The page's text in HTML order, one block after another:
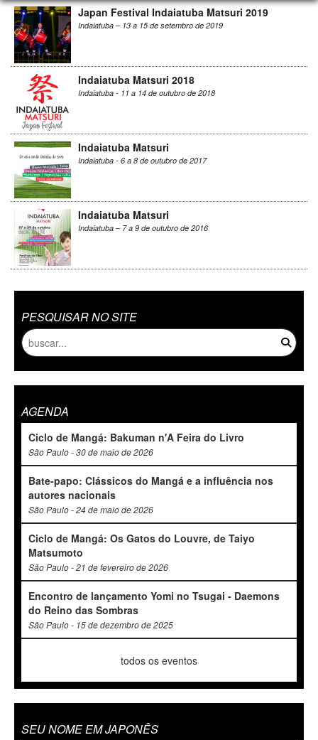
Japan Festival Indaiatuba Matsuri 2019
Indaiatuba – 13 a 15 de setembro de 2019
Indaiatuba Matsuri 2018
Indaiatuba - 11 a 14 de outubro de 2018
Indaiatuba Matsuri
Indaiatuba - 6 a 8 de outubro de 2017
Indaiatuba Matsuri
Indaiatuba – 7 a 9 de outubro de 2016
PESQUISAR NO SITE
AGENDA
Ciclo de Mangá: Bakuman n'A Feira do Livro
São Paulo - 30 de maio de 2026
Bate-papo: Clássicos do Mangá e a influência nos
autores nacionais
São Paulo - 24 de maio de 2026
Ciclo de Mangá: Os Gatos do Louvre, de Taiyo
Matsumoto
São Paulo - 21 de fevereiro de 2026
Encontro de lançamento Yomi no Tsugai - Daemons
do Reino das Sombras
São Paulo - 15 de dezembro de 2025
todos os eventos
SEU NOME EM JAPONÊS